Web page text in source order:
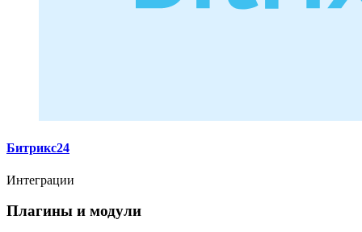
Битрикс24
Интеграции
Плагины и модули